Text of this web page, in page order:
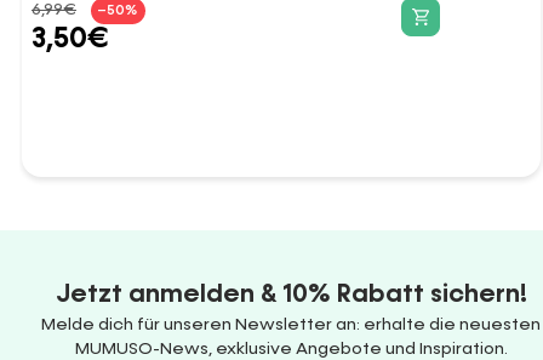
6,99€
3,50€
–50%
Jetzt anmelden & 10% Rabatt sichern!
Melde dich für unseren Newsletter an: erhalte die neuesten
MUMUSO-News, exklusive Angebote und Inspiration.